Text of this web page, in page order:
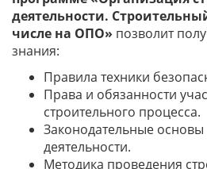
деятельности.
числе на ОПО» позволит
знания:
Правила техники
Права и обязанности
строительного процесса.
Законодательные
деятельности.
Методика проведения